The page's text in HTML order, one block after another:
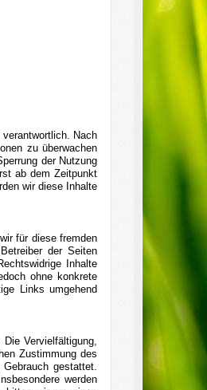
Nach
zu überwachen
der Nutzung
ab dem Zeitpunkt
wir diese Inhalte
für diese fremden
der Seiten
Inhalte
ohne konkrete
Links umgehend
Vervielfältigung,
Zustimmung des
gestattet.
werden